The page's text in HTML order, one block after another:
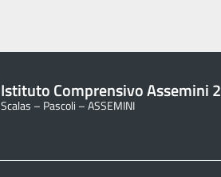
Istituto Comprensivo Assemini 2
Scalas – Pascoli – ASSEMINI